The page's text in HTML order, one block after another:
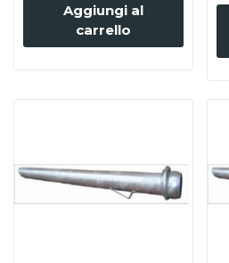
Aggiungi al
carrello